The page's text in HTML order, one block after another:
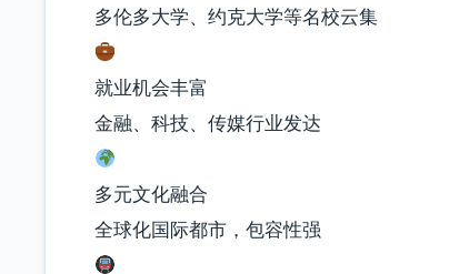
多伦多大学、约克大学等名校云集
就业机会丰富
金融、科技、传媒行业发达
多元文化融合
全球化国际都市，包容性强